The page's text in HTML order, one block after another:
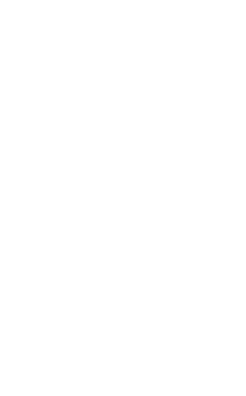
anzeigen
Sie können Ihre